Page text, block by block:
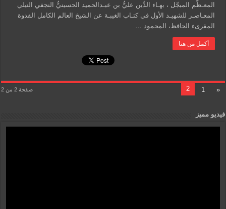
المعـظّم المبجّل ، بهـاء الدِّين عليُّ بن عبـدالحميد الحسينيُّ النجفي النيلي
المعـاصـر للشهيـد الأول في كتـاب الغيبـة عن الشيخ العالم الكامل القدوة
المقرىء الحافظ، المحمود …
أكمل من هنا
صفحة 2 من 2 «
1
2
فيديو مميز